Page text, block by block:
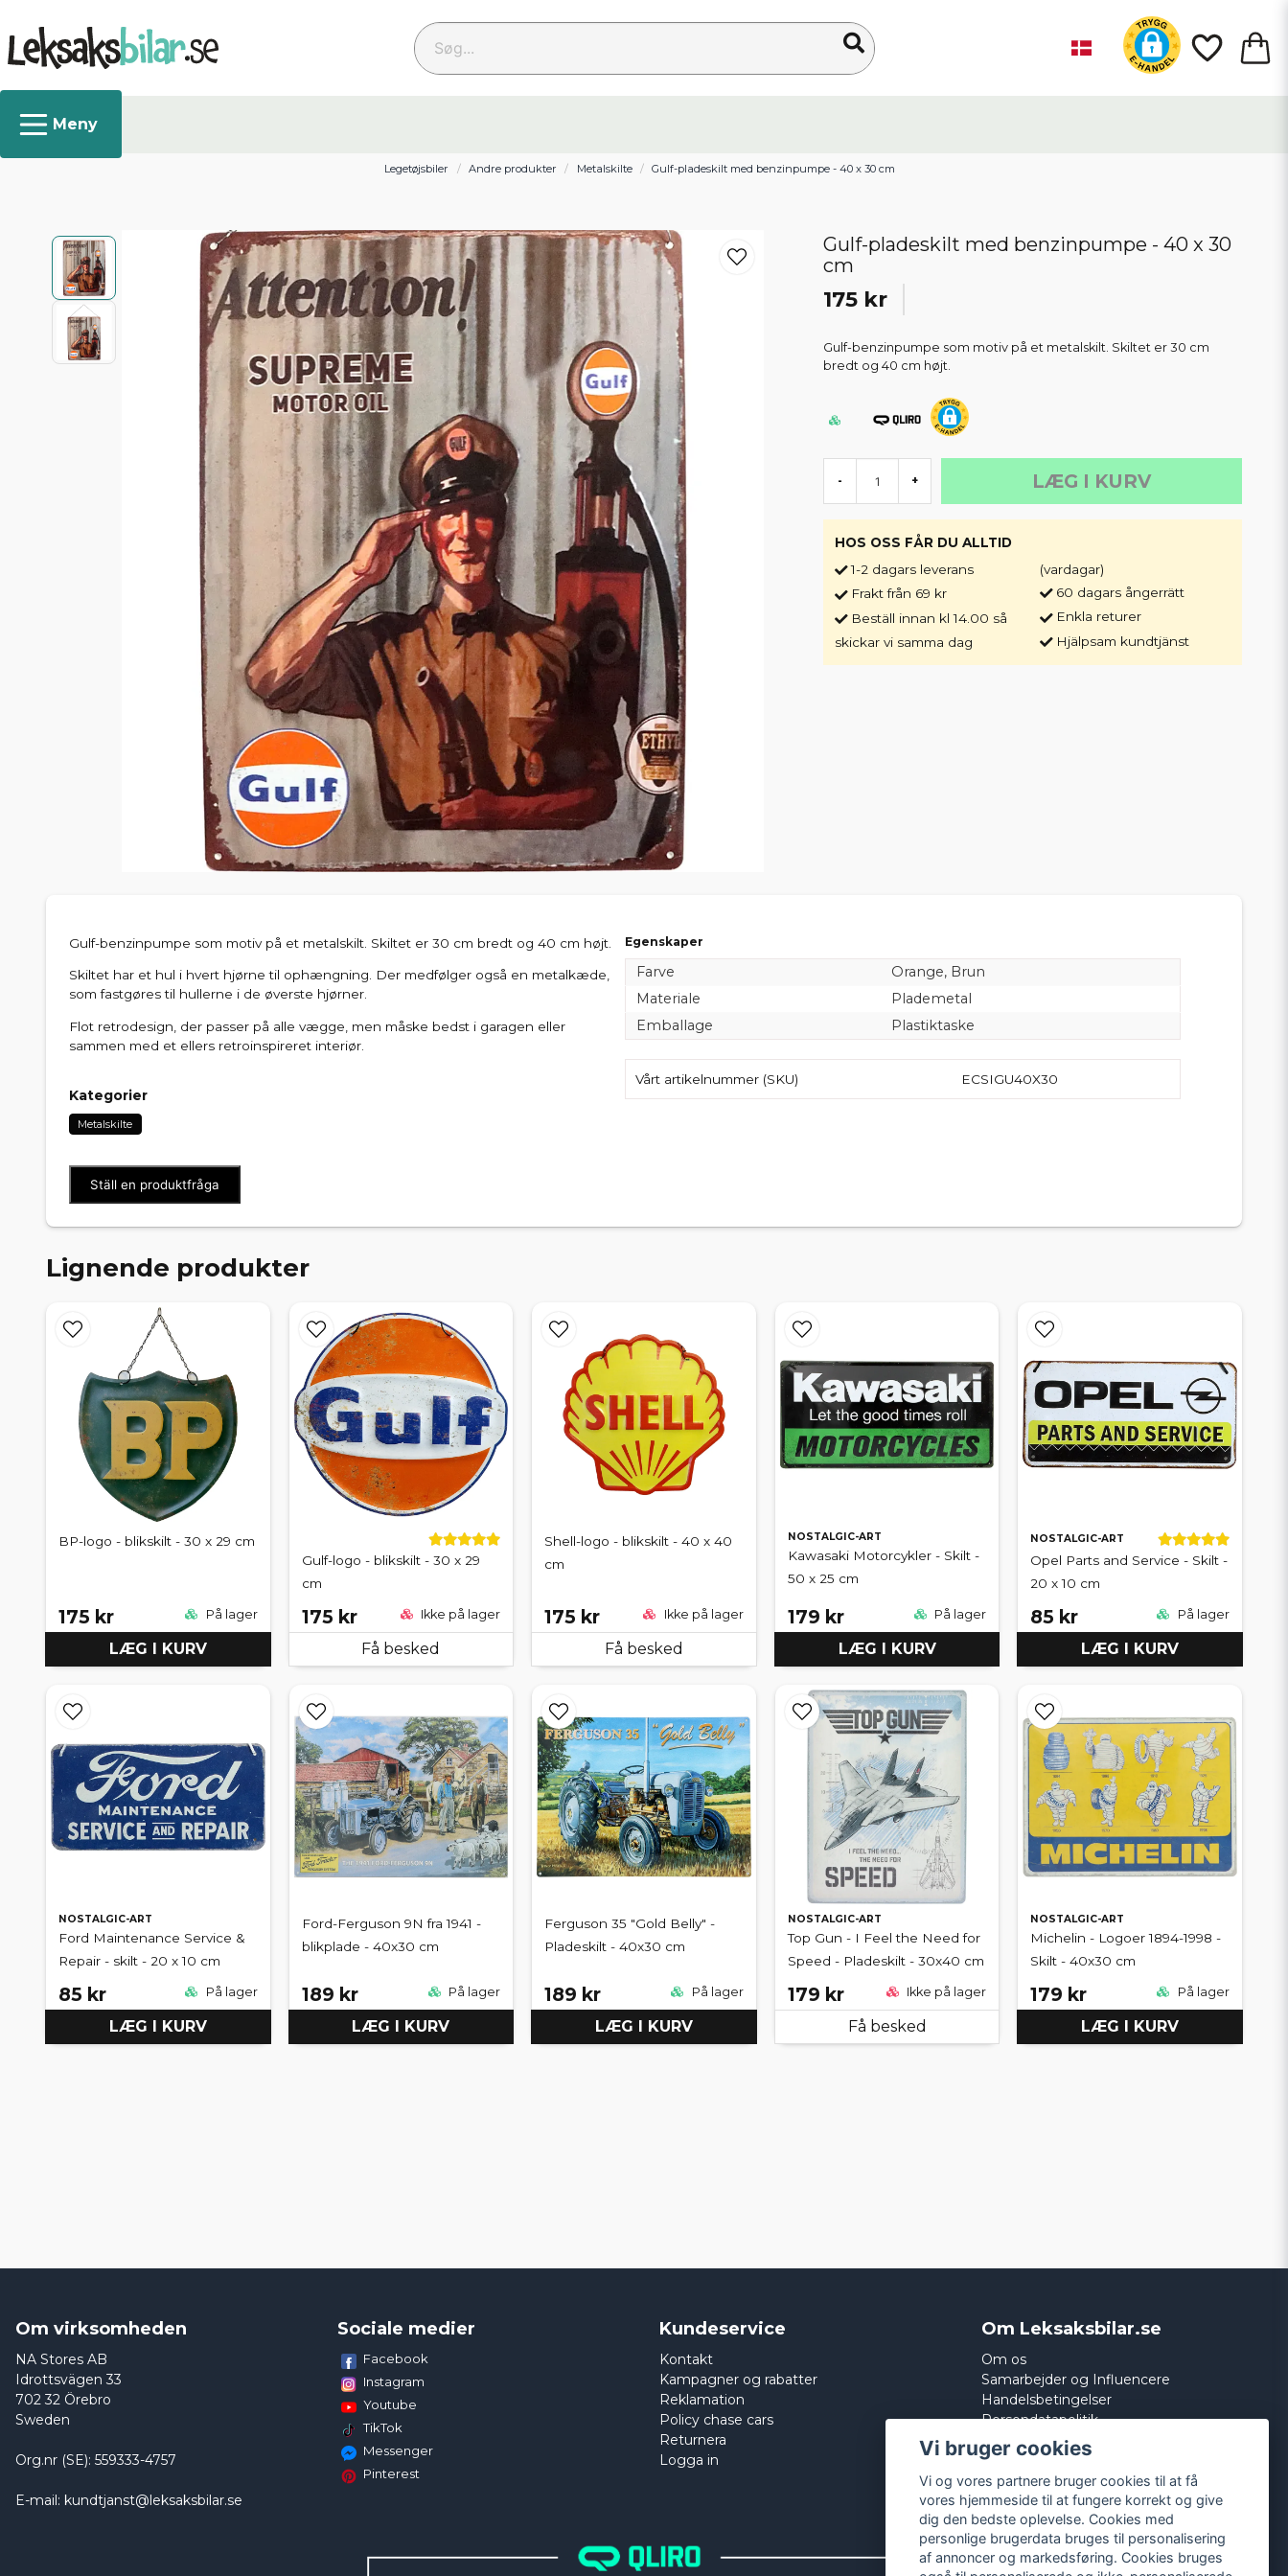
Søg...
Legetøjsbiler Andre produkter Metalskilte Gulf-pladeskilt med benzinpumpe - 40 x 30 cm
Gulf-pladeskilt med benzinpumpe - 40 x 30
cm
175 kr
Gulf-benzinpumpe som motiv på et metalskilt. Skiltet er 30 cm
bredt og 40 cm højt.
- + LÆG I KURV
HOS OSS FÅR DU ALLTID
1-2 dagars leverans
Frakt från 69 kr
Beställ innan kl 14.00 så
skickar vi samma dag
(vardagar)
60 dagars ångerrätt
Enkla returer
Hjälpsam kundtjänst
Gulf-benzinpumpe som motiv på et metalskilt. Skiltet er 30 cm bredt og 40 cm højt.
Skiltet har et hul i hvert hjørne til ophængning. Der medfølger også en metalkæde,
som fastgøres til hullerne i de øverste hjørner.
Flot retrodesign, der passer på alle vægge, men måske bedst i garagen eller
sammen med et ellers retroinspireret interiør.
Kategorier
Metalskilte
Ställ en produktfråga
Egenskaper
Farve
Orange, Brun
Materiale
Plademetal
Emballage
Plastiktaske
Vårt artikelnummer (SKU) ECSIGU40X30
Lignende produkter
BP-logo - blikskilt - 30 x 29 cm
175 kr På lager
LÆG I KURV
Gulf-logo - blikskilt - 30 x 29
cm
175 kr Ikke på lager
Få besked
Shell-logo - blikskilt - 40 x 40
cm
175 kr Ikke på lager
Få besked
NOSTALGIC-ART
Kawasaki Motorcykler - Skilt -
50 x 25 cm
179 kr På lager
LÆG I KURV
NOSTALGIC-ART
Opel Parts and Service - Skilt -
20 x 10 cm
85 kr På lager
LÆG I KURV
NOSTALGIC-ART
Ford Maintenance Service &
Repair - skilt - 20 x 10 cm
85 kr På lager
LÆG I KURV
Ford-Ferguson 9N fra 1941 -
blikplade - 40x30 cm
189 kr På lager
LÆG I KURV
Ferguson 35 "Gold Belly" -
Pladeskilt - 40x30 cm
189 kr På lager
LÆG I KURV
NOSTALGIC-ART
Top Gun - I Feel the Need for
Speed - Pladeskilt - 30x40 cm
179 kr Ikke på lager
Få besked
NOSTALGIC-ART
Michelin - Logoer 1894-1998 -
Skilt - 40x30 cm
179 kr På lager
LÆG I KURV
Om virksomheden
NA Stores AB
Idrottsvägen 33
702 32 Örebro
Sweden
Org.nr (SE): 559333-4757
E-mail: kundtjanst@leksaksbilar.se
Sociale medier
Facebook
Instagram
Youtube
TikTok
Messenger
Pinterest
Kundeservice
Kontakt
Kampagner og rabatter
Reklamation
Policy chase cars
Returnera
Logga in
Om Leksaksbilar.se
Om os
Samarbejder og Influencere
Handelsbetingelser
Persondatapolitik
Cookies
Vi bruger cookies
Vi og vores partnere bruger cookies til at få
vores hjemmeside til at fungere korrekt og give
dig den bedste oplevelse. Cookies med
personlige brugerdata bruges til personalisering
af annoncer og markedsføring. Cookies bruges